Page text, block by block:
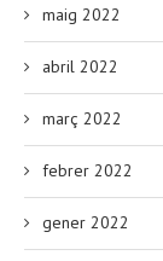
maig 2022
abril 2022
març 2022
febrer 2022
gener 2022